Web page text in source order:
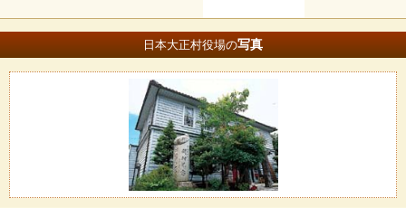
日本大正村役場の写真